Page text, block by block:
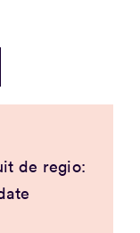
de regio: